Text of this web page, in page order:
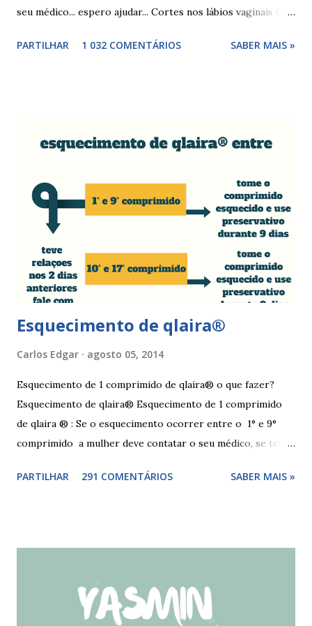
seu médico... espero ajudar... Cortes nos lábios vaginais Os
surgir devido às relações sexuais (gestos ou actos mais
de roupa sintética, entre outras. Como tratar as fissuras
sexuais durante 4 dias, aplicar pomada pastosa de vitamina
A e óxido de zinco, fazer a higiene intima duas vezes ao dia
com sabonete de pH neutro e quando retomar as relações
sexuais deverá garantir que a ferida está cicatrizada e que
está lubrificada, se necessário usar um lubrific...
PARTILHAR 1 032 COMENTÁRIOS SABER MAIS »
Esquecimento de qlaira®
Carlos Edgar agosto 05, 2014
Esquecimento de 1 comprimido de qlaira® o que fazer?
Esquecimento de qlaira® Esquecimento de 1 comprimido
de qlaira ® : Se o esquecimento ocorrer entre o 1° e 9°
comprimido a mulher deve contatar o seu médico, se teve
comprimido(s) esquecidos, continuar a tomar os restantes
Se o esquecimento ocorrer entre o 18° e o 24°
comprimido a mulher deve iniciar nova cartela ou carteira
PARTILHAR 291 COMENTÁRIOS SABER MAIS »